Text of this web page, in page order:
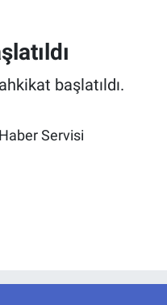
başlatıldı.
Servisi